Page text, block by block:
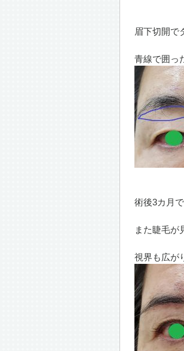
眉下切開で
青線で囲っ
術後3カ月
また睫毛が
視界も広が